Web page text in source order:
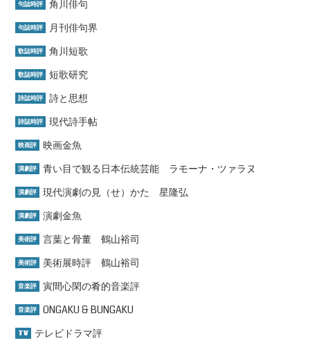
句誌時評 角川俳句
句誌時評 月刊俳句界
歌誌時評 角川短歌
歌誌時評 短歌研究
詩誌時評 詩と思想
詩誌時評 現代詩手帖
映画評 映画金魚
演劇評 青い目で観る日本伝統芸能 ラモーナ・ツァラヌ
演劇評 現代演劇の見（せ）かた 星隆弘
演劇評 演劇金魚
美術評 言葉と骨董 鶴山裕司
美術評 美術展時評 鶴山裕司
音楽評 寅間心閑の肴的音楽評
音楽評 ONGAKU & BUNGAKU
TV テレビドラマ評